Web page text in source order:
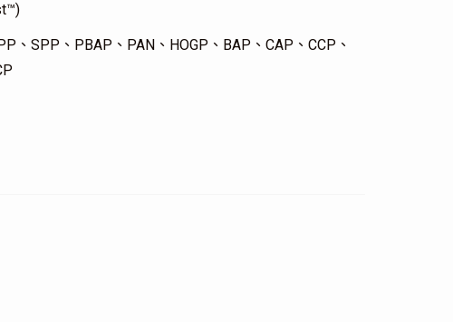
、SPP、PBAP、PAN、HOGP、BAP、CAP、CCP、